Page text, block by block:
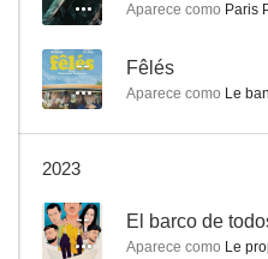
7.0
Aparece como Paris
-- Fêlés
Aparece como Le
2023
-- El barco de
Aparece como Le